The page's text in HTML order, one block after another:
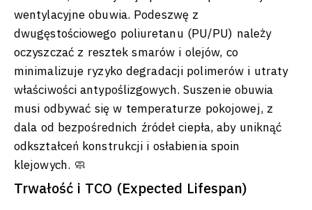
wentylacyjne obuwia. Podeszwę z
dwugęstościowego poliuretanu (PU/PU) należy
oczyszczać z resztek smarów i olejów, co
minimalizuje ryzyko degradacji polimerów i utraty
właściwości antypoślizgowych. Suszenie obuwia
musi odbywać się w temperaturze pokojowej, z
dala od bezpośrednich źródeł ciepła, aby uniknąć
odkształceń konstrukcji i osłabienia spoin
klejowych. 🧼
Trwałość i TCO (Expected Lifespan)